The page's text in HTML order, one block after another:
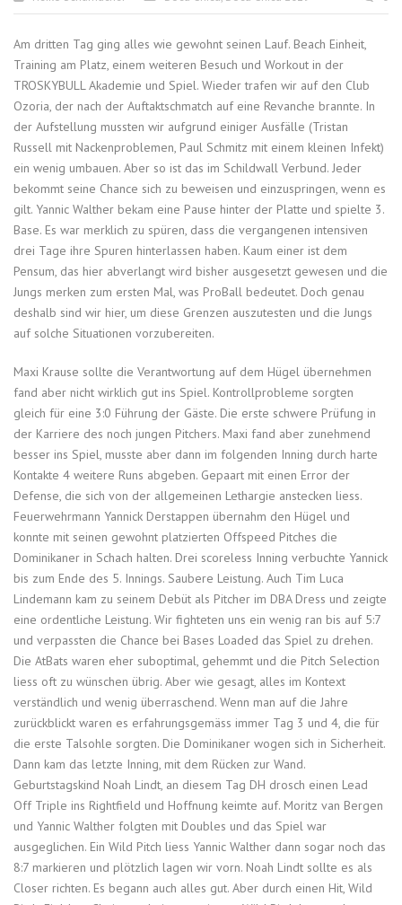
Am dritten Tag ging alles wie gewohnt seinen Lauf. Beach Einheit,
Training am Platz, einem weiteren Besuch und Workout in der
TROSKYBULL Akademie und Spiel. Wieder trafen wir auf den Club
Ozoria, der nach der Auftaktschmatch auf eine Revanche brannte. In
der Aufstellung mussten wir aufgrund einiger Ausfälle (Tristan
Russell mit Nackenproblemen, Paul Schmitz mit einem kleinen Infekt)
ein wenig umbauen. Aber so ist das im Schildwall Verbund. Jeder
bekommt seine Chance sich zu beweisen und einzuspringen, wenn es
gilt. Yannic Walther bekam eine Pause hinter der Platte und spielte 3.
Base. Es war merklich zu spüren, dass die vergangenen intensiven
drei Tage ihre Spuren hinterlassen haben. Kaum einer ist dem
Pensum, das hier abverlangt wird bisher ausgesetzt gewesen und die
Jungs merken zum ersten Mal, was ProBall bedeutet. Doch genau
deshalb sind wir hier, um diese Grenzen auszutesten und die Jungs
auf solche Situationen vorzubereiten.
Maxi Krause sollte die Verantwortung auf dem Hügel übernehmen
fand aber nicht wirklich gut ins Spiel. Kontrollprobleme sorgten
gleich für eine 3:0 Führung der Gäste. Die erste schwere Prüfung in
der Karriere des noch jungen Pitchers. Maxi fand aber zunehmend
besser ins Spiel, musste aber dann im folgenden Inning durch harte
Kontakte 4 weitere Runs abgeben. Gepaart mit einen Error der
Defense, die sich von der allgemeinen Lethargie anstecken liess.
Feuerwehrmann Yannick Derstappen übernahm den Hügel und
konnte mit seinen gewohnt platzierten Offspeed Pitches die
Dominikaner in Schach halten. Drei scoreless Inning verbuchte Yannick
bis zum Ende des 5. Innings. Saubere Leistung. Auch Tim Luca
Lindemann kam zu seinem Debüt als Pitcher im DBA Dress und zeigte
eine ordentliche Leistung. Wir fighteten uns ein wenig ran bis auf 5:7
und verpassten die Chance bei Bases Loaded das Spiel zu drehen.
Die AtBats waren eher suboptimal, gehemmt und die Pitch Selection
liess oft zu wünschen übrig. Aber wie gesagt, alles im Kontext
verständlich und wenig überraschend. Wenn man auf die Jahre
zurückblickt waren es erfahrungsgemäss immer Tag 3 und 4, die für
die erste Talsohle sorgten. Die Dominikaner wogen sich in Sicherheit.
Dann kam das letzte Inning, mit dem Rücken zur Wand.
Geburtstagskind Noah Lindt, an diesem Tag DH drosch einen Lead
Off Triple ins Rightfield und Hoffnung keimte auf. Moritz van Bergen
und Yannic Walther folgten mit Doubles und das Spiel war
ausgeglichen. Ein Wild Pitch liess Yannic Walther dann sogar noch das
8:7 markieren und plötzlich lagen wir vorn. Noah Lindt sollte es als
Closer richten. Es begann auch alles gut. Aber durch einen Hit, Wild